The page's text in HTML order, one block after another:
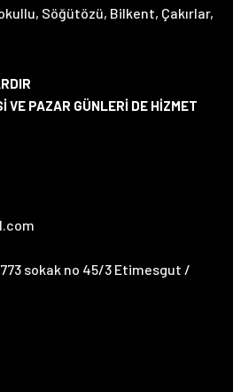
Söğütözü, Bilkent, Çakırlar,
VE PAZAR GÜNLERİ DE HİZMET
sokak no 45/3 Etimesgut /